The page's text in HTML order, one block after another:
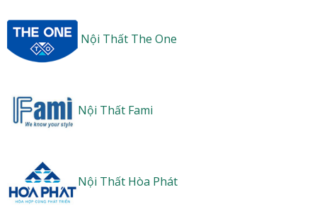
Nội Thất The One
Nội Thất Fami
Nội Thất Hòa Phát